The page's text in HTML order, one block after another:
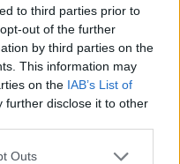
to third parties prior to
out of the further
by third parties on the
This information may
on the IAB’s List of
further disclose it to other
Outs
állami
de a PSD
a karóhoz